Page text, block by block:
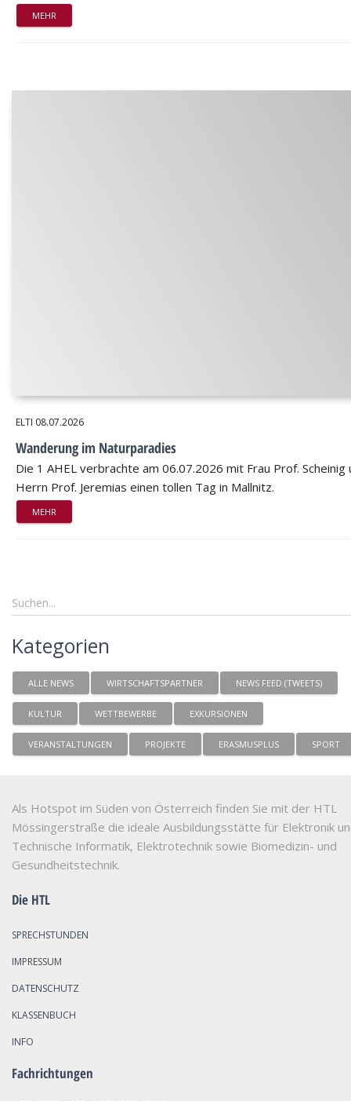
MEHR
ELTI 08.07.2026
Wanderung im Naturparadies
Die 1 AHEL verbrachte am 06.07.2026 mit Frau Prof. Scheinig
Herrn Prof. Jeremias einen tollen Tag in Mallnitz.
MEHR
Kategorien
ALLE NEWS WIRTSCHAFTSPARTNER NEWS FEED (TWEETS)
KULTUR WETTBEWERBE EXKURSIONEN
VERANSTALTUNGEN PROJEKTE ERASMUSPLUS SPORT
Als Hotspot im Süden von Österreich finden Sie mit der HTL
Mössingerstraße die ideale Ausbildungsstätte für Elektronik
Technische Informatik, Elektrotechnik sowie Biomedizin- und
Gesundheitstechnik.
Die HTL
SPRECHSTUNDEN
IMPRESSUM
DATENSCHUTZ
KLASSENBUCH
INFO
Fachrichtungen